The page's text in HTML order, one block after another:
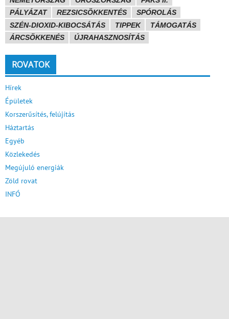
PÁLYÁZAT
REZSICSÖKKENTÉS
SPÓROLÁS
SZÉN-DIOXID-KIBOCSÁTÁS
TIPPEK
TÁMOGATÁS
ÁRCSÖKKENÉS
ÚJRAHASZNOSÍTÁS
ROVATOK
Hírek
Épületek
Korszerűsítés, felújítás
Háztartás
Egyéb
Közlekedés
Megújuló energiák
Zöld rovat
INFÓ